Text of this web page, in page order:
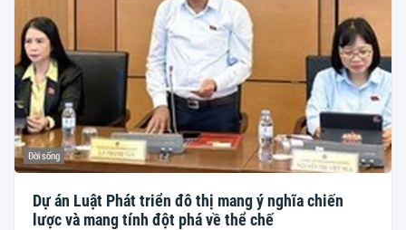
Đời sống
Dự án Luật Phát triển đô thị mang ý nghĩa chiến
lược và mang tính đột phá về thể chế